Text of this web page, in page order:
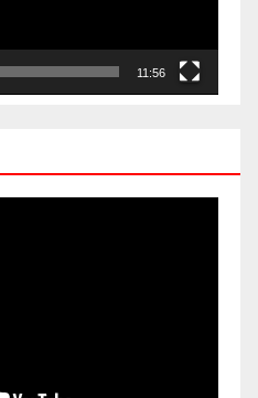
11:56